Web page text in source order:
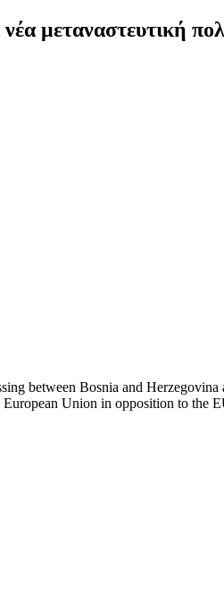
μεταναστευτική
between Bosnia and
Union in opposition to the